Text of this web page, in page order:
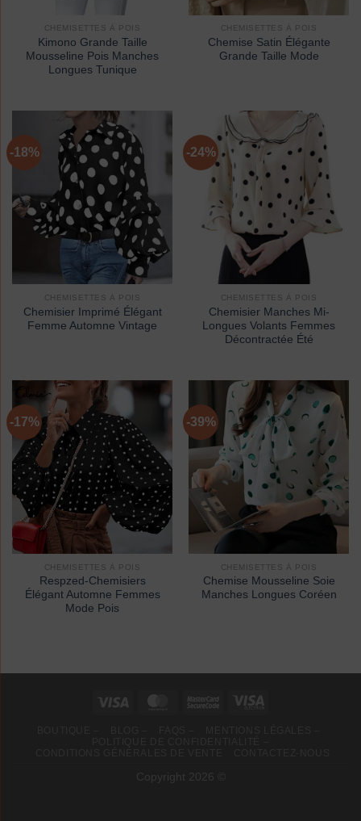
CHEMISETTES À POIS
Kimono Grande Taille
Mousseline Pois Manches
Longues Tunique
CHEMISETTES À POIS
Chemise Satin Élégante
Grande Taille Mode
-18%
CHEMISETTES À POIS
Chemisier Imprimé Élégant
Femme Automne Vintage
-24%
CHEMISETTES À POIS
Chemisier Manches Mi-
Longues Volants Femmes
Décontractée Été
-17%
CHEMISETTES À POIS
Respzed-Chemisiers
Élégant Automne Femmes
Mode Pois
-39%
CHEMISETTES À POIS
Chemise Mousseline Soie
Manches Longues Coréen
Copyright 2026 ©